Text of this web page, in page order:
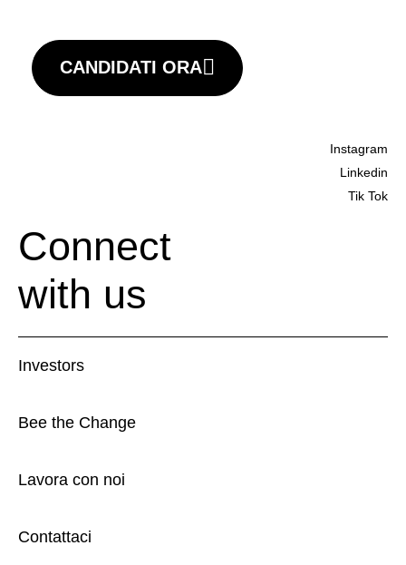
CANDIDATI ORA
Connect
with us
Instagram
Linkedin
Tik Tok
Investors
Bee the Change
Lavora con noi
Contattaci